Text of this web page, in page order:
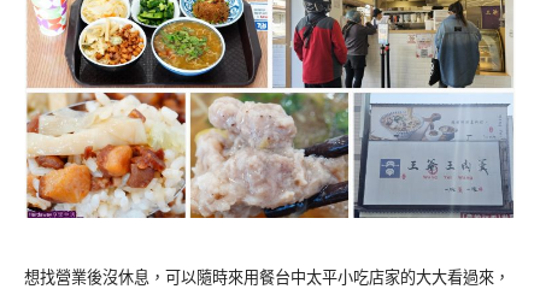
想找營業後沒休息，可以隨時來用餐台中太平小吃店家的大大看過來，